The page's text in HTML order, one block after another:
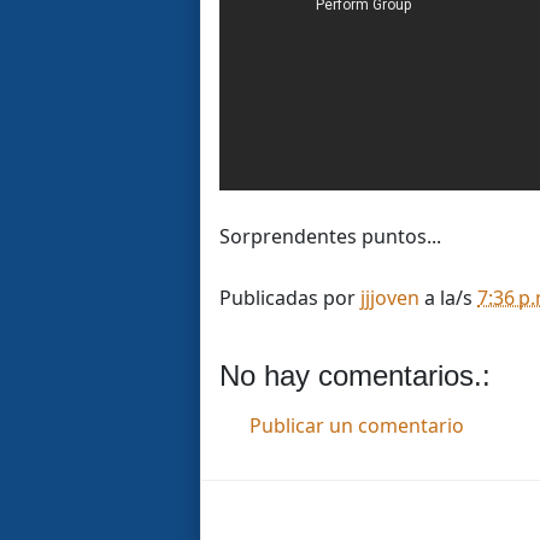
Sorprendentes puntos...
Publicadas por jjjoven a la/s 7:36
No hay comentarios.:
Publicar un comentario